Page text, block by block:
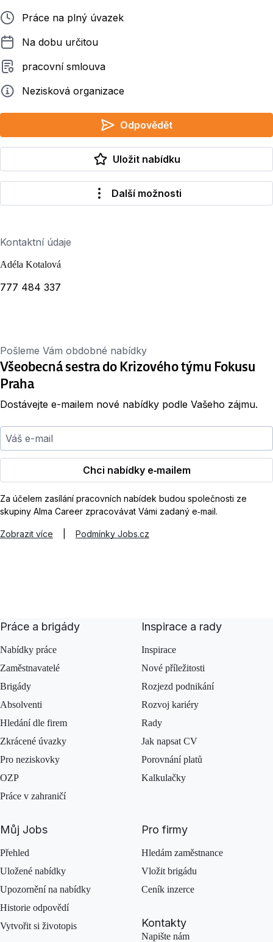
Typ pracovního poměru
Práce na plný úvazek
Délka pracovního poměru
Na dobu určitou
Typ smluvního vztahu
pracovní smlouva
ZadavatelNezisková organizace
Odpovědět
Uložit nabídku
Další možnosti
Kontaktní údaje
Adéla Kotalová
777 484 337
Pošleme Vám obdobné nabídky
Všeobecná sestra do Krizového týmu Fokusu
Praha
Dostávejte e-mailem nové nabídky podle Vašeho zájmu.
Váš e-mail
Chci nabídky e‑mailem
Za účelem zasílání pracovních nabídek budou společnosti ze
skupiny Alma Career zpracovávat Vámi zadaný e‑mail.
Zobrazit více Podmínky Jobs.cz
Práce a brigády
Nabídky práce
Zaměstnavatelé
Brigády
Absolventi
Hledání dle firem
Zkrácené úvazky
Pro neziskovky
OZP
Práce v zahraničí
Inspirace a rady
Inspirace
Nové příležitosti
Rozjezd podnikání
Rozvoj kariéry
Rady
Jak napsat CV
Porovnání platů
Kalkulačky
Můj Jobs
Přehled
Uložené nabídky
Upozornění na nabídky
Historie odpovědí
Vytvořit si životopis
Pro firmy
Hledám zaměstnance
Vložit brigádu
Ceník inzerce
Kontakty
Napište nám